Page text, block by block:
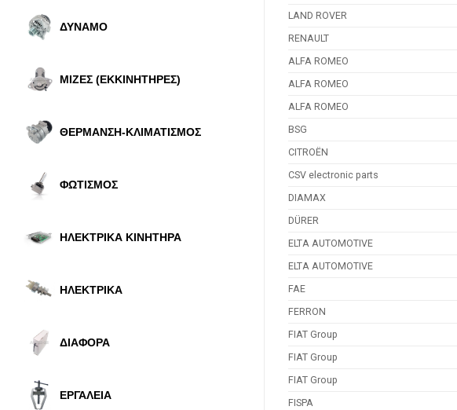
ΔΥΝΑΜΟ
ΜΙΖΕΣ (ΕΚΚΙΝΗΤΗΡΕΣ)
ΘΕΡΜΑΝΣΗ-ΚΛΙΜΑΤΙΣΜΟΣ
ΦΩΤΙΣΜΟΣ
ΗΛΕΚΤΡΙΚΑ ΚΙΝΗΤΗΡΑ
ΗΛΕΚΤΡΙΚΑ
ΔΙΑΦΟΡΑ
ΕΡΓΑΛΕΙΑ
LAND ROVER
RENAULT
ALFA ROMEO
ALFA ROMEO
ALFA ROMEO
BSG
CITROËN
CSV electronic parts
DIAMAX
DÜRER
ELTA AUTOMOTIVE
ELTA AUTOMOTIVE
FAE
FERRON
FIAT Group
FIAT Group
FIAT Group
FISPA